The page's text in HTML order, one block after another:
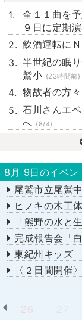
全１１曲を
９日に定期
飲酒運転に
半世紀の眠
鷲小 (23時間前)
物故者の方
石川さんエ
へ (8/4)
8月 9日のイベン
尾鷲市立尾鷲
ヒノキの木工
「熊野の水と
完成報告会「白模
東紀州キッズ
〈２日間開催
26